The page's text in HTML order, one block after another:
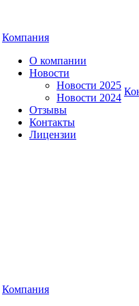
Компания
О компании
Новости
Новости 2025
Новости 2024
Отзывы
Контакты
Лицензии
Компания